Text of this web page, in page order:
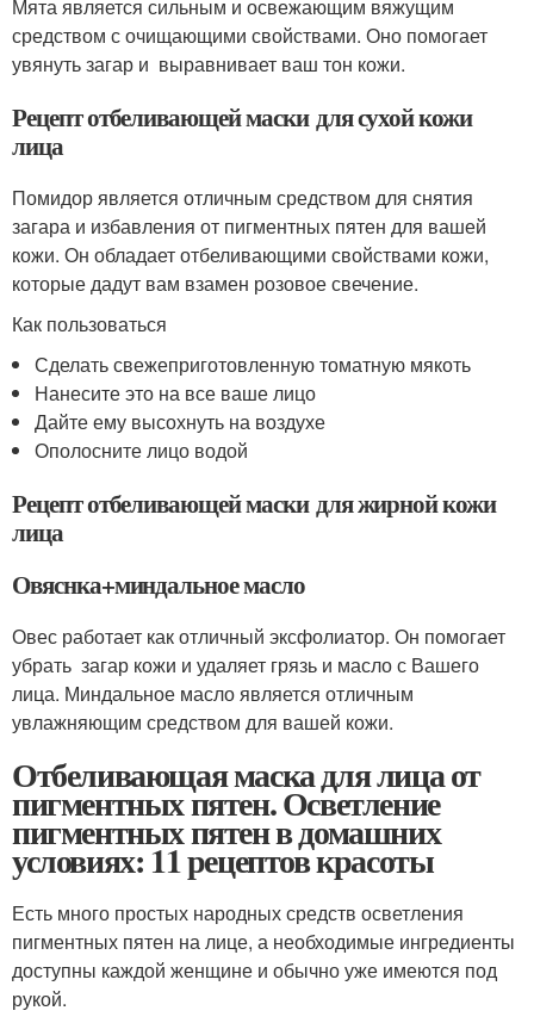
Мята является сильным и освежающим вяжущим
средством с очищающими свойствами. Оно помогает
увянуть загар и выравнивает ваш тон кожи.
Рецепт отбеливающей маски для сухой кожи
лица
Помидор является отличным средством для снятия
загара и избавления от пигментных пятен для вашей
кожи. Он обладает отбеливающими свойствами кожи,
которые дадут вам взамен розовое свечение.
Как пользоваться
Сделать свежеприготовленную томатную мякоть
Нанесите это на все ваше лицо
Дайте ему высохнуть на воздухе
Ополосните лицо водой
Рецепт отбеливающей маски для жирной кожи
лица
Овяснка+миндальное масло
Овес работает как отличный эксфолиатор. Он помогает
убрать загар кожи и удаляет грязь и масло с Вашего
лица. Миндальное масло является отличным
увлажняющим средством для вашей кожи.
Отбеливающая маска для лица от
пигментных пятен. Осветление
пигментных пятен в домашних
условиях: 11 рецептов красоты
Есть много простых народных средств осветления
пигментных пятен на лице, а необходимые ингредиенты
доступны каждой женщине и обычно уже имеются под
рукой.